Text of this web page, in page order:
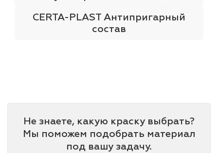
CERTA-PLAST Антипригарный
состав
Не знаете, какую краску выбрать?
Мы поможем подобрать материал
под вашу задачу.